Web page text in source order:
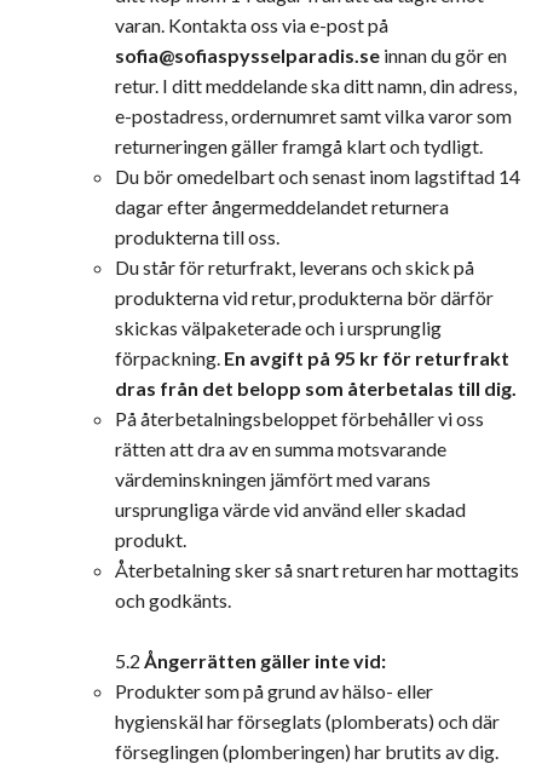
varan. Kontakta oss via e-post på
sofia@sofiaspysselparadis.se innan du gör en
retur. I ditt meddelande ska ditt namn, din adress,
e-postadress, ordernumret samt vilka varor som
returneringen gäller framgå klart och tydligt.
Du bör omedelbart och senast inom lagstiftad 14
dagar efter ångermeddelandet returnera
produkterna till oss.
Du står för returfrakt, leverans och skick på
produkterna vid retur, produkterna bör därför
skickas välpaketerade och i ursprunglig
förpackning. En avgift på 95 kr för returfrakt
dras från det belopp som återbetalas till dig.
På återbetalningsbeloppet förbehåller vi oss
rätten att dra av en summa motsvarande
värdeminskningen jämfört med varans
ursprungliga värde vid använd eller skadad
produkt.
Återbetalning sker så snart returen har mottagits
och godkänts.
5.2 Ångerrätten gäller inte vid:
Produkter som på grund av hälso- eller
hygienskäl har förseglats (plomberats) och där
förseglingen (plomberingen) har brutits av dig.